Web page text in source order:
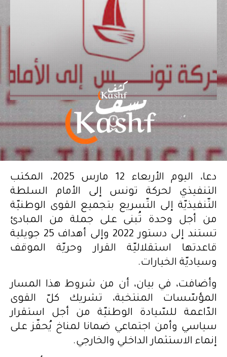
دعا، اليوم الأربعاء 12 مارس 2025، المكتب
التنفيذي لحركة تونس إلى الأمام السلطة
التّنفيذيّة إلى التّسريع بتجميع القوى الوطنيّة
من أجل وحدة تُبنى على جملة من المبادئ
تستند إلى دستور 2022 وإلى أهداف 25 جويلية
قاعدتها استقلاليّة القرار وحريّة الموقف
وسياديّة الخيارات.
وأضافت، في بيان، أن من شروط هذا المسار
المؤسّسات المنتخبة، تشريك كلّ القوى
الدّاعمة للسّيادة الوطنيّة من أجل استقرار
سياسي وأمن اجتماعي ضمانا لمناخ يُحفّز على
إنماء الاستثمار الداخلي والخارجي.